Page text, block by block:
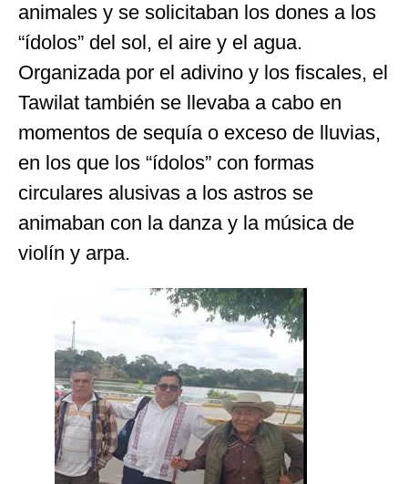
animales y se solicitaban los dones a los
“ídolos” del sol, el aire y el agua.
Organizada por el adivino y los fiscales, el
Tawilat también se llevaba a cabo en
momentos de sequía o exceso de lluvias,
en los que los “ídolos” con formas
circulares alusivas a los astros se
animaban con la danza y la música de
violín y arpa.